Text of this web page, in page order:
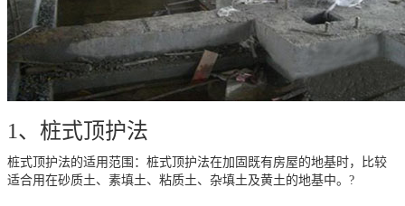
1、桩式顶护法
桩式顶护法的适用范围：桩式顶护法在加固既有房屋的地基时，比较
适合用在砂质土、素填土、粘质土、杂填土及黄土的地基中。?